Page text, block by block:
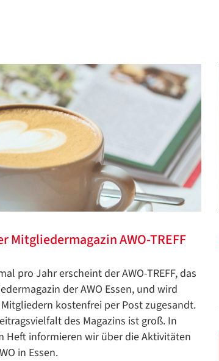
Mitgliedermagazin AWO-TREFF
pro Jahr erscheint der AWO-TREFF, das
der AWO Essen, und wird
kostenfrei per Post zugesandt.
des Magazins ist groß. In
Heft informieren wir über die Aktivitäten
in Essen.